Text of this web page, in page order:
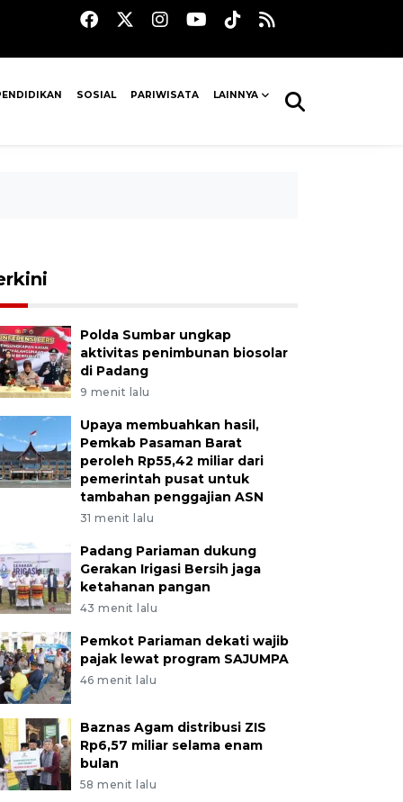
SOSIAL PARIWISATA LAINNYA
Polda Sumbar ungkap
aktivitas penimbunan biosolar
di Padang
9 menit lalu
Upaya membuahkan hasil,
Pemkab Pasaman Barat
peroleh Rp55,42 miliar dari
pemerintah pusat untuk
tambahan penggajian ASN
31 menit lalu
Padang Pariaman dukung
Gerakan Irigasi Bersih jaga
ketahanan pangan
43 menit lalu
Pemkot Pariaman dekati wajib
pajak lewat program SAJUMPA
46 menit lalu
Baznas Agam distribusi ZIS
Rp6,57 miliar selama enam
bulan
58 menit lalu